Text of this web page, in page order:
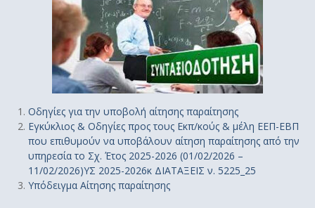
Οδηγίες για την υποβολή αίτησης παραίτησης
Εγκύκλιος & Οδηγίες προς τους Εκπ/κούς & μέλη ΕΕΠ-ΕΒΠ
που επιθυμούν να υποβάλουν αίτηση παραίτησης από την
υπηρεσία το Σχ. Έτος 2025-2026 (01/02/2026 –
11/02/2026)ΥΣ 2025-2026κ ΔΙΑΤΑΞΕΙΣ ν. 5225_25
Υπόδειγμα Αίτησης παραίτησης